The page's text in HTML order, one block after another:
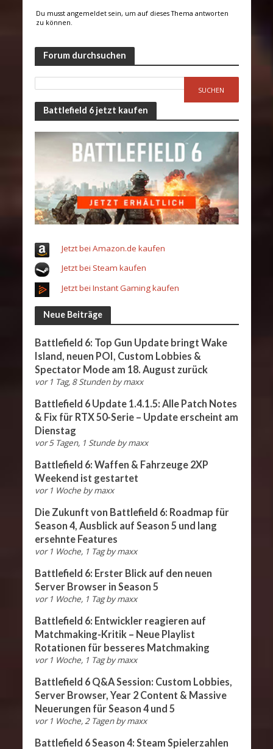
Du musst angemeldet sein, um auf dieses Thema antworten
zu können.
Forum durchsuchen
Battlefield 6 jetzt kaufen
Jetzt bei Amazon.de kaufen
Jetzt bei Steam kaufen
Jetzt bei Instant Gaming kaufen
Neue Beiträge
Battlefield 6: Top Gun Update bringt Wake
Island, neuen POI, Custom Lobbies &
Spectator Mode am 18. August zurück
vor 1 Tag, 8 Stunden bymaxx
Battlefield 6 Update 1.4.1.5: Alle Patch Notes
& Fix für RTX 50-Serie – Update erscheint am
Dienstag
vor 5 Tagen, 1 Stunde bymaxx
Battlefield 6: Waffen & Fahrzeuge 2XP
Weekend ist gestartet
vor 1 Woche bymaxx
Die Zukunft von Battlefield 6: Roadmap für
Season 4, Ausblick auf Season 5 und lang
ersehnte Features
vor 1 Woche, 1 Tag bymaxx
Battlefield 6: Erster Blick auf den neuen
Server Browser in Season 5
vor 1 Woche, 1 Tag bymaxx
Battlefield 6: Entwickler reagieren auf
Matchmaking-Kritik – Neue Playlist
Rotationen für besseres Matchmaking
vor 1 Woche, 1 Tag bymaxx
Battlefield 6 Q&A Session: Custom Lobbies,
Server Browser, Year 2 Content & Massive
Neuerungen für Season 4 und 5
vor 1 Woche, 2 Tagen bymaxx
Battlefield 6 Season 4: Steam Spielerzahlen